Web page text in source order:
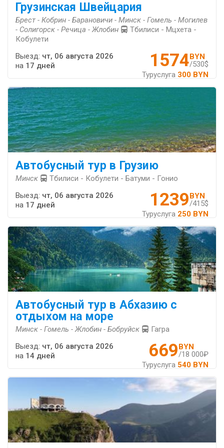
Грузинская Швейцария
Брест - Кобрин - Барановичи - Минск - Гомель - Могилев
- Солигорск - Речица - Жлобин
Тбилиси - Мцхета -
Кобулети
1574BYN
/530$
Туруслуга 300 BYN
Выезд: чт, 06 августа 2026
на 17 дней
Автобусный тур в Грузию
Минск Тбилиси - Кобулети - Батуми - Гонио
1239BYN
/415$
Туруслуга 250 BYN
Выезд: чт, 06 августа 2026
на 17 дней
Автобусный тур в Абхазию с
отдыхом на море
Минск - Гомель - Жлобин - Бобруйск Гагра
669BYN
/18 000₽
Туруслуга 540 BYN
Выезд: чт, 06 августа 2026
на 14 дней